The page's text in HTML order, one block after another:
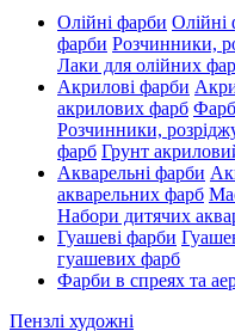
Олійні фарби
фарби Розчинники,
Лаки для олійних
Акрилові фарби
акрилових фарб
Розчинники,
фарб Грунт
Акварельні фарби
акварельних фарб
Набори дитячих
Гуашеві фарби
гуашевих фарб
Фарби в спреях та
Пензлі художні